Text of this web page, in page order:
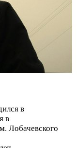
в
в
Лобачевского